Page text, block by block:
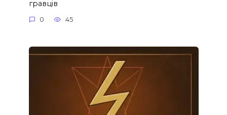
гравців
0 45